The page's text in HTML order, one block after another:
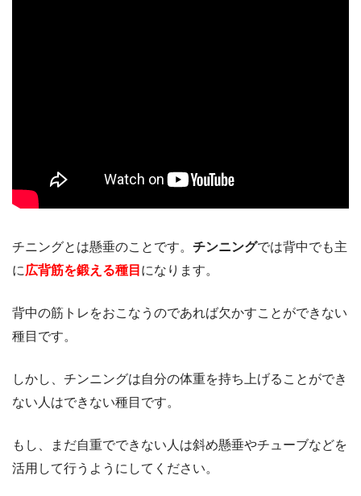
チニングとは懸垂のことです。 チンニングでは背中でも主
に広背筋を鍛える種目 になります。
背中の筋トレをおこなうのであれば欠かすことができない
種目です。
しかし、チンニングは自分の体重を持ち上げることができ
ない人はできない種目です。
もし、まだ自重でできない人は斜め懸垂やチューブなどを
活用して行うようにしてください。